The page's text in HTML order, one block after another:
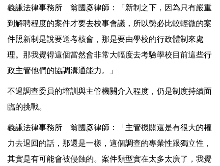
義謙法律事務所 翁國彥律師：「新制之下，因為只有嚴重
到解聘程度的案件才要去校事會議，所以勢必比較輕微的案
件照新制是說要送考核會，那是要由學校的行政體制來處
理。那我覺得這個當然會非常大幅度去考驗學校目前這些行
政主管他們的協調溝通能力。」
不過調查委員的培訓與主管機關介入程度，仍是制度持續面
臨的挑戰。
義謙法律事務所 翁國彥律師：「主管機關還是有很大的權
力去退回的話，那還是一樣，這個調查的專業性跟獨立性，
其實是有可能會被侵蝕的。案件類型實在太多太廣了，我覺